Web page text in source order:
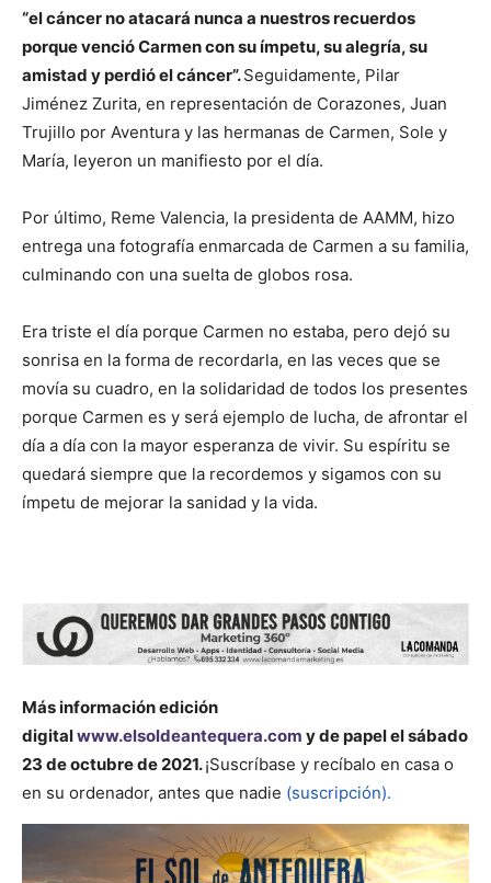
“el cáncer no atacará nunca a nuestros recuerdos
porque venció Carmen con su ímpetu, su alegría, su
amistad y perdió el cáncer”.Seguidamente, Pilar
Jiménez Zurita, en representación de Corazones, Juan
Trujillo por Aventura y las hermanas de Carmen, Sole y
María, leyeron un manifiesto por el día.
Por último, Reme Valencia, la presidenta de AAMM, hizo
entrega una fotografía enmarcada de Carmen a su familia,
culminando con una suelta de globos rosa.
Era triste el día porque Carmen no estaba, pero dejó su
sonrisa en la forma de recordarla, en las veces que se
movía su cuadro, en la solidaridad de todos los presentes
porque Carmen es y será ejemplo de lucha, de afrontar el
día a día con la mayor esperanza de vivir. Su espíritu se
quedará siempre que la recordemos y sigamos con su
ímpetu de mejorar la sanidad y la vida.
Más informaciónedición
digitalwww.elsoldeantequera.com y de papel el sábado
23 de octubre de 2021.¡Suscríbase y recíbalo en casa o
en su ordenador, antes que nadie (suscripción).